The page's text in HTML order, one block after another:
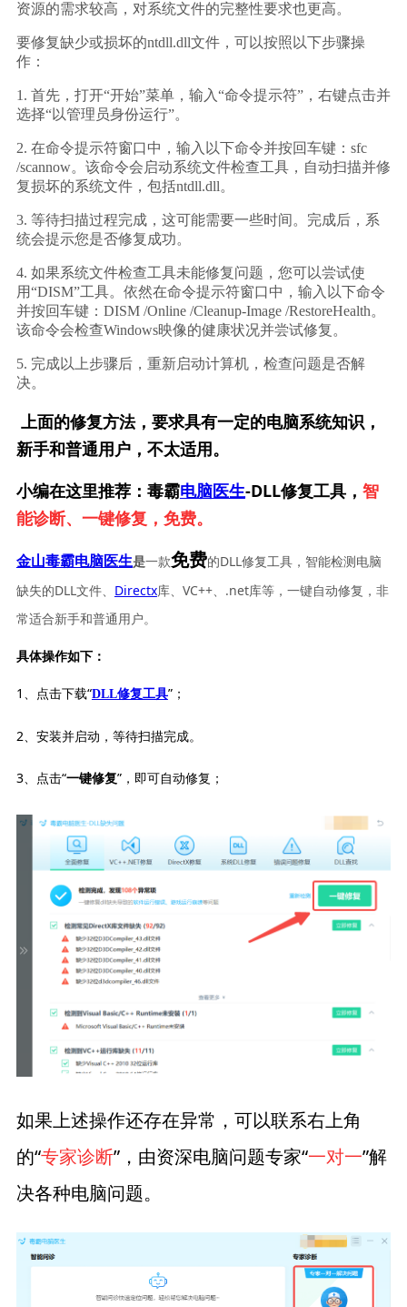
资源的需求较高，对系统文件的完整性要求也更高。
要修复缺少或损坏的ntdll.dll文件，可以按照以下步骤操
作：
1. 首先，打开“开始”菜单，输入“命令提示符”，右键点击并
选择“以管理员身份运行”。
2. 在命令提示符窗口中，输入以下命令并按回车键： sfc
/scannow。该命令会启动系统文件检查工具，自动扫描并修
复损坏的系统文件，包括ntdll.dll。
3. 等待扫描过程完成，这可能需要一些时间。完成后，系
统会提示您是否修复成功。
4. 如果系统文件检查工具未能修复问题，您可以尝试使
用“DISM”工具。依然在命令提示符窗口中，输入以下命令
并按回车键： DISM /Online /Cleanup-Image /RestoreHealth。
该命令会检查Windows映像的健康状况并尝试修复。
5. 完成以上步骤后，重新启动计算机，检查问题是否解
决。
上面的修复方法，要求具有一定的电脑系统知识，
新手和普通用户，不太适用。
小编在这里推荐：毒霸电脑医生-DLL修复工具， 智
能诊断、一键修复，免费。
金山毒霸电脑医生是一款免费的DLL修复工具，智能检测电脑
缺失的DLL文件、 Directx库、VC++、.net库等，一键自动修复，非
常适合新手和普通用户。
具体操作如下：
1、点击下载“DLL修复工具”；
2、安装并启动，等待扫描完成。
3、点击“一键修复”，即可自动修复；
如果上述操作还存在异常，可以联系右上角
的“专家诊断”，由资深电脑问题专家“一对一”解
决各种电脑问题。